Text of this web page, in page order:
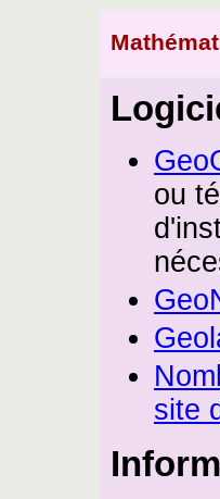
ou
site